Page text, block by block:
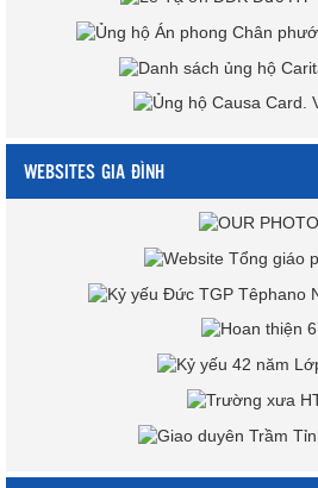
WEBSITES GIA ĐÌNH